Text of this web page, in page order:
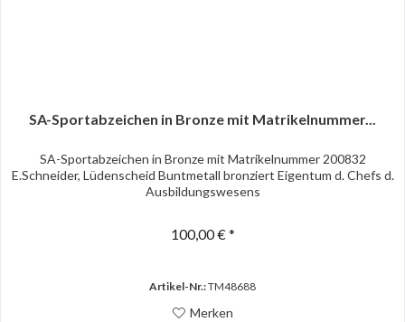
SA-Sportabzeichen in Bronze mit Matrikelnummer...
SA-Sportabzeichen in Bronze mit Matrikelnummer 200832
E.Schneider, Lüdenscheid Buntmetall bronziert Eigentum d. Chefs d.
Ausbildungswesens
100,00 € *
Artikel-Nr.:TM48688
Merken